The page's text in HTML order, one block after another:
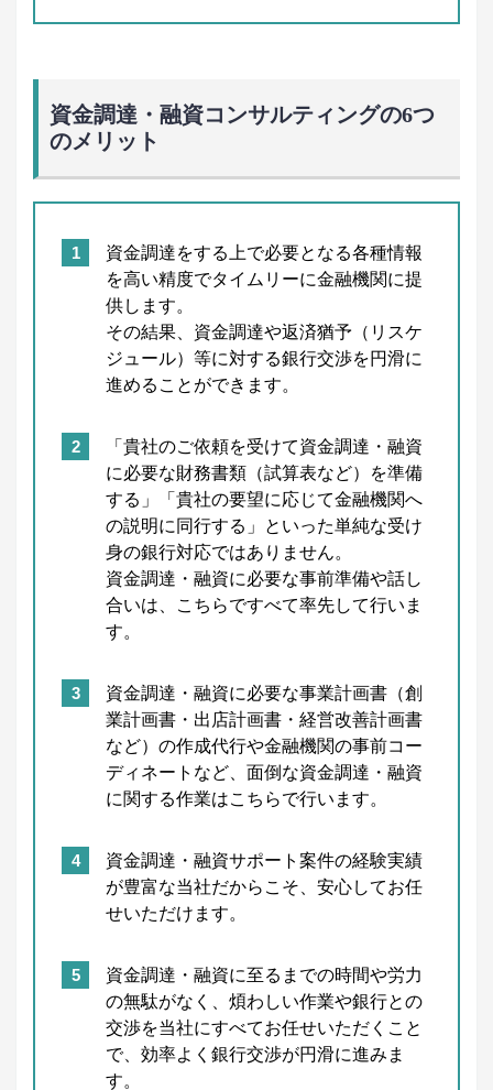
資金調達・融資コンサルティングの6つ
のメリット
資金調達をする上で必要となる各種情報
を高い精度でタイムリーに金融機関に提
供します。
その結果、資金調達や返済猶予（リスケ
ジュール）等に対する銀行交渉を円滑に
進めることができます。
「貴社のご依頼を受けて資金調達・融資
に必要な財務書類（試算表など）を準備
する」「貴社の要望に応じて金融機関へ
の説明に同行する」といった単純な受け
身の銀行対応ではありません。
資金調達・融資に必要な事前準備や話し
合いは、こちらですべて率先して行いま
す。
資金調達・融資に必要な事業計画書（創
業計画書・出店計画書・経営改善計画書
など）の作成代行や金融機関の事前コー
ディネートなど、面倒な資金調達・融資
に関する作業はこちらで行います。
資金調達・融資サポート案件の経験実績
が豊富な当社だからこそ、安心してお任
せいただけます。
資金調達・融資に至るまでの時間や労力
の無駄がなく、煩わしい作業や銀行との
交渉を当社にすべてお任せいただくこと
で、効率よく銀行交渉が円滑に進みま
す。